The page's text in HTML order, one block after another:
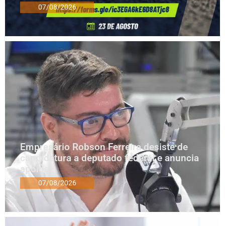
07/08/2026
Empresário Robson Ferreira desiste de
candidatura a deputado federal e anuncia
apoios
07/08/2026